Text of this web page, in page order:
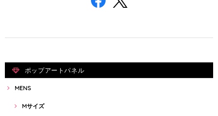
ポップアートパネル
MENS
Mサイズ